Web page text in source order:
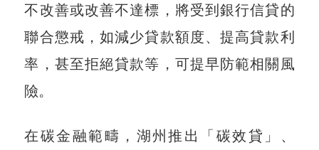
不改善或改善不達標，將受到銀行信貸的
聯合懲戒，如減少貸款額度、提高貸款利
率，甚至拒絕貸款等，可提早防範相關風
險。
在碳金融範疇，湖州推出「碳效貸」、